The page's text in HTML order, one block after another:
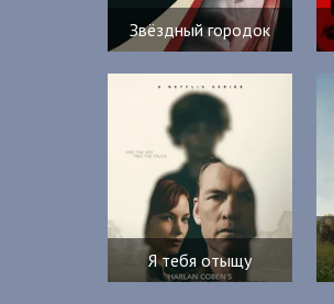
Звёздный городок
Я тебя отыщу